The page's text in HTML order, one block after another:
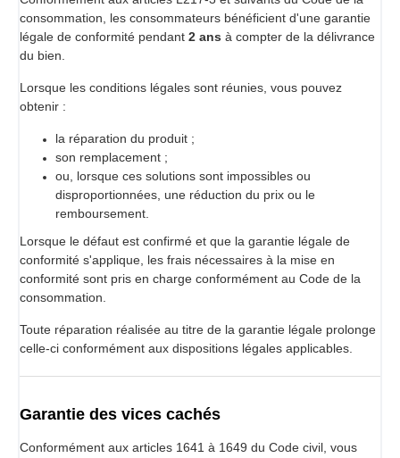
consommation, les consommateurs bénéficient d'une garantie
légale de conformité pendant 2 ans à compter de la délivrance
du bien.
Lorsque les conditions légales sont réunies, vous pouvez
obtenir :
la réparation du produit ;
son remplacement ;
ou, lorsque ces solutions sont impossibles ou
disproportionnées, une réduction du prix ou le
remboursement.
Lorsque le défaut est confirmé et que la garantie légale de
conformité s'applique, les frais nécessaires à la mise en
conformité sont pris en charge conformément au Code de la
consommation.
Toute réparation réalisée au titre de la garantie légale prolonge
celle-ci conformément aux dispositions légales applicables.
Garantie des vices cachés
Conformément aux articles 1641 à 1649 du Code civil, vous